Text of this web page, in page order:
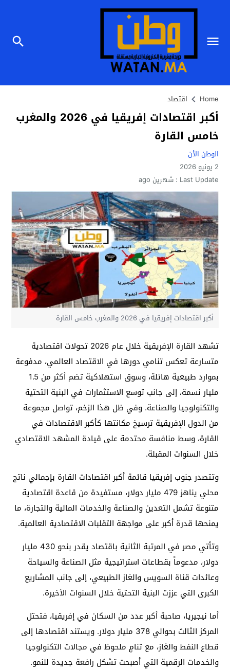
Home اقتصاد
أكبر اقتصادات إفريقيا في 2026 والمغرب
خامس القارة
الوطن الأن
2 يونيو 2026
Last Update : شهرين ago
أكبر اقتصادات إفريقيا في 2026 والمغرب خامس القارة
تشهد القارة الإفريقية خلال عام 2026 تحولات اقتصادية
متسارعة تعكس تنامي دورها في الاقتصاد العالمي، مدفوعة
بموارد طبيعية هائلة، وسوق استهلاكية تضم أكثر من 1.5
مليار نسمة، إلى جانب توسع الاستثمارات في البنية التحتية
والتكنولوجيا والصناعة. وفي ظل هذا الزخم، تواصل مجموعة
من الدول الإفريقية ترسيخ مكانتها كأكبر الاقتصادات في
القارة، وسط منافسة محتدمة على قيادة المشهد الاقتصادي
خلال السنوات المقبلة.
وتتصدر جنوب إفريقيا قائمة أكبر اقتصادات القارة بإجمالي ناتج
محلي يناهز 479 مليار دولار، مستفيدة من قاعدة اقتصادية
متنوعة تشمل التعدين والصناعة والخدمات المالية والتجارة، ما
يمنحها قدرة أكبر على مواجهة التقلبات الاقتصادية العالمية.
وتأتي مصر في المرتبة الثانية باقتصاد يقدر بنحو 430 مليار
دولار، مدعوماً بقطاعات استراتيجية مثل الصناعة والسياحة
وعائدات قناة السويس والغاز الطبيعي، إلى جانب المشاريع
الكبرى التي عززت البنية التحتية خلال السنوات الأخيرة.
أما نيجيريا، صاحبة أكبر عدد من السكان في إفريقيا، فتحتل
المركز الثالث بحوالي 378 مليار دولار. ويستند اقتصادها إلى
قطاع النفط والغاز، مع تنامٍ ملحوظ في مجالات التكنولوجيا
والخدمات الرقمية التي أصبحت تشكل رافعة جديدة للنمو.